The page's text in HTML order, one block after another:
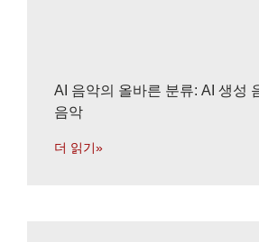
AI 음악의 올바른 분류: AI 생성
음악
더 읽기»